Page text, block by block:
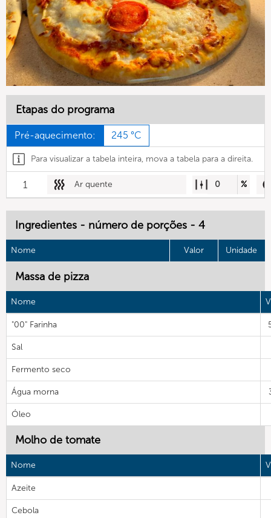
Etapas do programa
Pré-aquecimento: 245 °C
Para visualizar a tabela inteira, mova a tabela para a direita.
1 Ar quente 0 %
Ingredientes - número de porções - 4
Nome Valor Unidade
Massa de pizza
Nome
"00" Farinha
Sal
Fermento seco
Água morna
Óleo
Molho de tomate
Nome
Azeite
Cebola